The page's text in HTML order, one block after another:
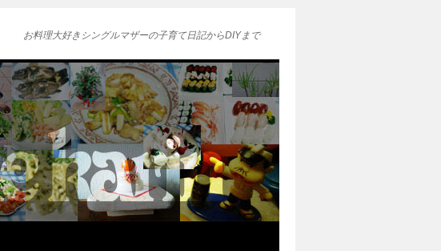
お料理大好きシングルマザーの子育て日記からDIYまで